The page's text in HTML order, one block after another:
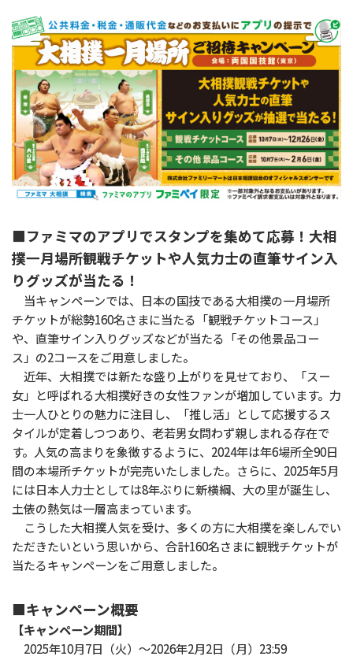
■ファミマのアプリでスタンプを集めて応募！大相
撲一月場所観戦チケットや人気力士の直筆サイン入
りグッズが当たる！
当キャンペーンでは、日本の国技である大相撲の一月場所
チケットが総勢160名さまに当たる「観戦チケットコース」
や、直筆サイン入りグッズなどが当たる「その他景品コー
ス」の2コースをご用意しました。
近年、大相撲では新たな盛り上がりを見せており、「スー
女」と呼ばれる大相撲好きの女性ファンが増加しています。力
士一人ひとりの魅力に注目し、「推し活」として応援するス
タイルが定着しつつあり、老若男女問わず親しまれる存在で
す。人気の高まりを象徴するように、2024年は年6場所全90日
間の本場所チケットが完売いたしました。さらに、2025年5月
には日本人力士としては8年ぶりに新横綱、大の里が誕生し、
土俵の熱気は一層高まっています。
こうした大相撲人気を受け、多くの方に大相撲を楽しんでい
ただきたいという思いから、合計160名さまに観戦チケットが
当たるキャンペーンをご用意しました。
■キャンペーン概要
【キャンペーン期間】
2025年10月7日（火）～2026年2月2日（月）23:59